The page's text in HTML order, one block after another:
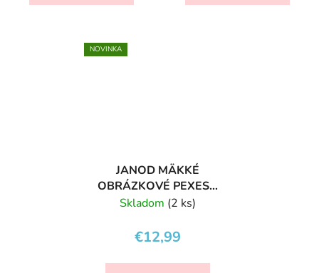
NOVINKA
JANOD MÄKKÉ
OBRÁZKOVÉ PEXESO
DO VANE MORE 24KS
Skladom (2 ks)
€12,99